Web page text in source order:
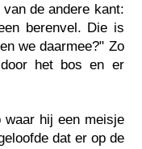
de andere kant:
berenvel. Die is
we daarmee?" Zo
door het bos en er
waar hij een meisje
dat er op de